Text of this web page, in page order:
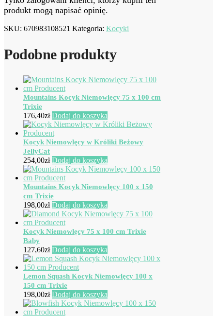
produkt mogą napisać opinię.
SKU: 670983108521 Kategoria: Kocyki
Podobne produkty
Mountains Kocyk Niemowlęcy 75 x 100 cm
Trixie
176,40zł Dodaj do koszyka
Kocyk Niemowlęcy w Króliki Beżowy
JellyCat
254,00zł Dodaj do koszyka
Mountains Kocyk Niemowlęcy 100 x 150
cm Trixie
198,00zł Dodaj do koszyka
Kocyk Niemowlęcy 75 x 100 cm Trixie
Baby
127,60zł Dodaj do koszyka
Lemon Squash Kocyk Niemowlęcy 100 x
150 cm Trixie
198,00zł Dodaj do koszyka